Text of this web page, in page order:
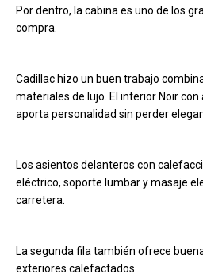
Por dentro, la cabina es uno de los
compra.
Cadillac hizo un buen trabajo
materiales de lujo. El interior Noir
aporta personalidad sin perder
Los asientos delanteros con
eléctrico, soporte lumbar y masaje
carretera.
La segunda fila también ofrece
exteriores calefactados.